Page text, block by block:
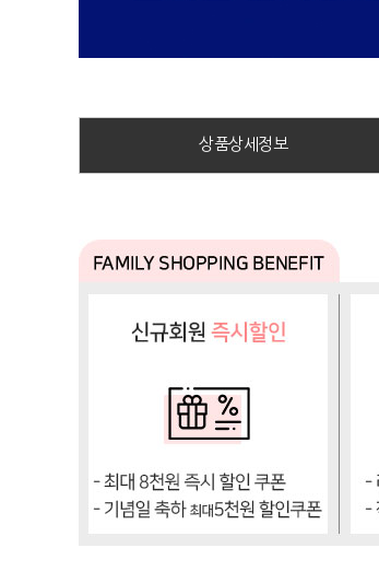
상품상세정보